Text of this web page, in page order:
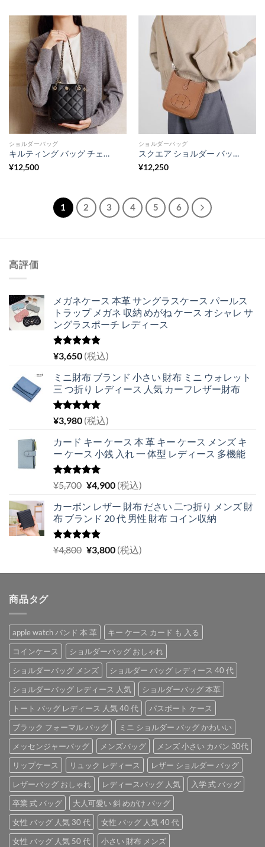
ショルダーバッグ
キルティング バッグ チェーン バケツ 型 巾着 ショルダー バッグ 本 革 ショルダー バッグ 小さめ きれい め ショルダー バッグ バッグ レディース おしゃれ 彼女 プレゼント 妻 プレゼント
¥12,500
ショルダーバッグ
スクエア ショルダー バッグ レザー ショルダーバッグ 四角い ボディ バッグ 女性 バッグ 人気 ショルダー バッグ 女性 バッグ 人気 40 代 カジュアル カジュアル カバン レディース 大人 可愛い ショルダー バッグ
¥12,250
1 2 3 4 5 6
高評価
メガネケース 本革 サングラスケース パールス
トラップ メガネ 収納 めがね ケース オシャレ サ
ングラスポーチ レディース
5段階中
5.00
の評価
¥3,650 (税込)
ミニ財布 ブランド 小さい 財布 ミニ ウォレット
三 つ折り レディース 人気 カーフレザー財布
5段階中
5.00
の評価
¥3,980 (税込)
カード キー ケース 本 革 キー ケース メンズ キ
ー ケース 小銭 入れ 一 体型 レディース 多機能
5段階中
5.00
の評価
¥5,700 元
価
格
は
¥5,700
し
¥4,900現
の
価
は
で
(税込)
カーボン レザー 財布 ださい 二つ折り メンズ 財
布 ブランド 20 代 男性 財布 コイン収納
5段階中
5.00
の評価
¥4,800 元
価
で
し
た。
¥3,800現
の
¥3,800
で
す。
(税込)
商品タグ
apple watch バンド 本 革
キー ケース カード も 入る
コインケース
ショルダーバッグ おしゃれ
ショルダーバッグ メンズ
ショルダー バッグ レディース 40 代
ショルダーバッグ レディース 人気
ショルダーバッグ 本革
トート バッグ レディース 人気 40 代
パスポート ケース
ブラック フォーマル バッグ
ミニ ショルダー バッグ かわいい
メッセンジャーバッグ
メンズバッグ
メンズ 小さい カバン 30代
リップケース
リュック レディース
レザー ショルダー バッグ
レザーバッグ おしゃれ
レディースバッグ 人気
入学 式 バッグ
卒業 式 バッグ
大人可愛い 斜 めがけ バッグ
女性 バッグ 人気 30 代
女性 バッグ 人気 40 代
女性 バッグ 人気 50 代
小さい 財布 メンズ